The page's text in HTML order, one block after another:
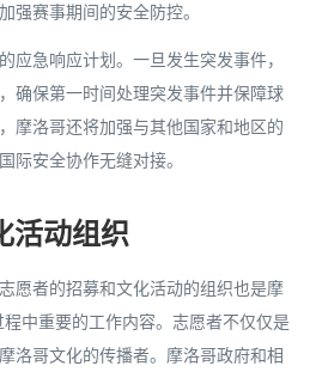
强赛事期间的安全防控。
应急响应计划。一旦发生突发事件，
确保第一时间处理突发事件并保障球
摩洛哥还将加强与其他国家和地区的
际安全协作无缝对接。
活动组织
愿者的招募和文化活动的组织也是摩
中重要的工作内容。志愿者不仅仅是
洛哥文化的传播者。摩洛哥政府和相